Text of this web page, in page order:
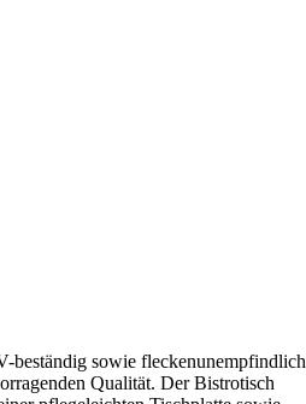
beständig sowie fleckenunempfindlich
Qualität. Der Bistrotisch